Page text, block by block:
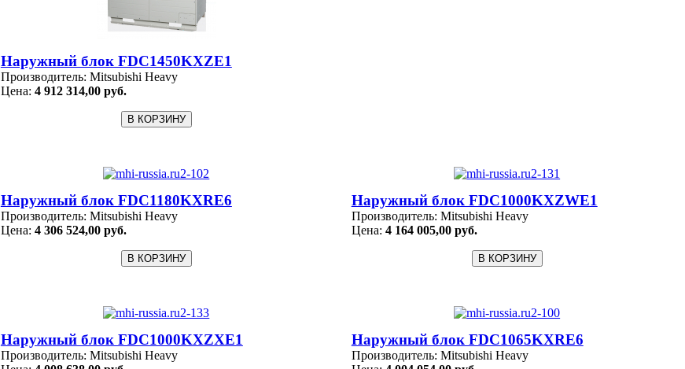
Наружный блок FDC1450KXZE1
Производитель: Mitsubishi Heavy
Цена: 4 912 314,00 руб.
Наружный блок FDC1180KXRE6
Производитель: Mitsubishi Heavy
Цена: 4 306 524,00 руб.
Наружный блок FDC1000KXZWE1
Производитель: Mitsubishi Heavy
Цена: 4 164 005,00 руб.
Наружный блок FDC1000KXZXE1
Производитель: Mitsubishi Heavy
Наружный блок FDC1065KXRE6
Производитель: Mitsubishi Heavy